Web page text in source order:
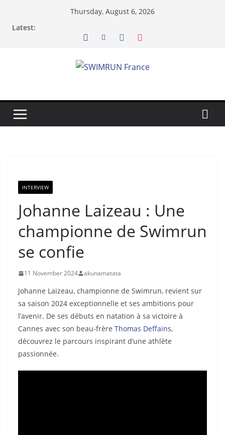
Thursday, August 6, 2026
Latest:
INTERVIEW
Johanne Laizeau : Une
championne de Swimrun
se confie
11 November 2024 akunamatata
Johanne Laizeau, championne de Swimrun, revient sur
sa saison 2024 exceptionnelle et ses ambitions pour
l’avenir. De ses débuts en natation à sa victoire à
Cannes avec son beau-frère Thomas Deffains,
découvrez le parcours inspirant d’une athlète
passionnée.